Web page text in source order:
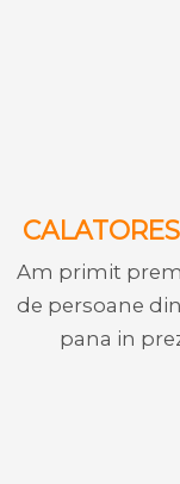
Am primit
de persoane
pana in